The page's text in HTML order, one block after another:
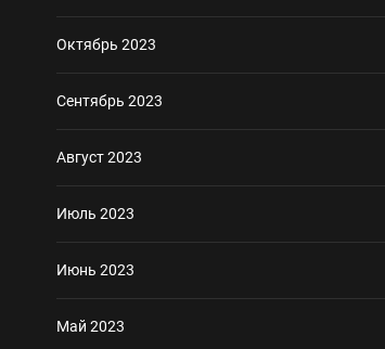
Октябрь 2023
Сентябрь 2023
Август 2023
Июль 2023
Июнь 2023
Май 2023